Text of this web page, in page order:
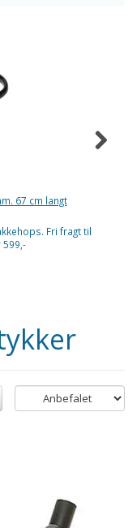
67 cm langt
Fri fragt til